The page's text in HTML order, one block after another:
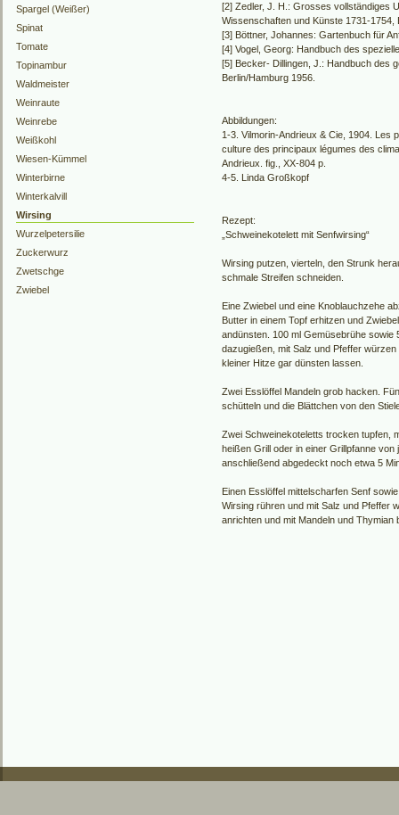
Spargel (Weißer)
Spinat
Tomate
Topinambur
Waldmeister
Weinraute
Weinrebe
Weißkohl
Wiesen-Kümmel
Winterbirne
Winterkalvill
Wirsing
Wurzelpetersilie
Zuckerwurz
Zwetschge
Zwiebel
[2] Zedler, J. H.: Grosses vollständiges
Wissenschaften und Künste 1731-1754,
[3] Böttner, Johannes: Gartenbuch für
[4] Vogel, Georg: Handbuch des
[5] Becker- Dillingen, J.: Handbuch des
Berlin/Hamburg 1956.
Abbildungen:
1-3. Vilmorin-Andrieux & Cie, 1904. Les
culture des principaux légumes des
Andrieux. fig., XX-804 p.
4-5. Linda Großkopf
Rezept:
„Schweinekotelett mit Senfwirsing“
Wirsing putzen, vierteln, den Strunk
schmale Streifen schneiden.
Eine Zwiebel und eine Knoblauchzehe
Butter in einem Topf erhitzen und
andünsten. 100 ml Gemüsebrühe sowie
dazugießen, mit Salz und Pfeffer
kleiner Hitze gar dünsten lassen.
Zwei Esslöffel Mandeln grob hacken.
schütteln und die Blättchen von den
Zwei Schweinekoteletts trocken tupfen,
heißen Grill oder in einer Grillpfanne von
anschließend abgedeckt noch etwa 5
Einen Esslöffel mittelscharfen Senf
Wirsing rühren und mit Salz und Pfeffer
anrichten und mit Mandeln und Thymian